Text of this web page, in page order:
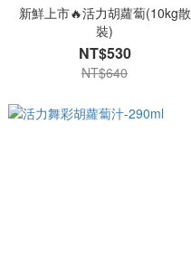
新鮮上市🔥活力胡蘿蔔(10kg散
裝)
NT$530
NT$640